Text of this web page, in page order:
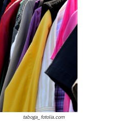
taboga_fotolia.com